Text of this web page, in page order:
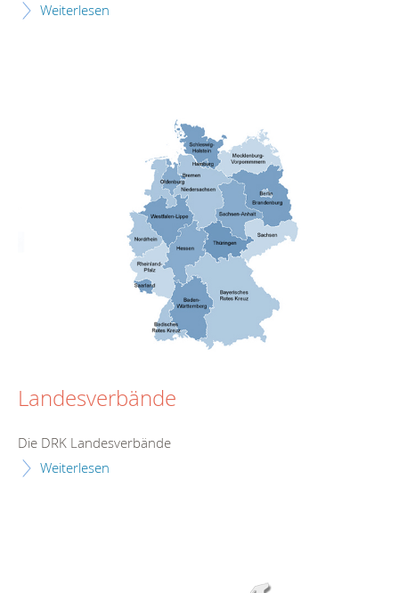
Weiterlesen
Landesverbände
Die DRK Landesverbände
Weiterlesen